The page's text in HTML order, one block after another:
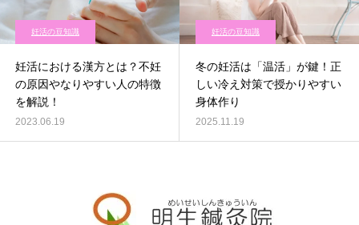
妊活の豆知識
妊活における漢方とは？不妊
の原因やなりやすい人の特徴
を解説！
2023.06.19
妊活の豆知識
冬の妊活は「温活」が鍵！正
しい冷え対策で授かりやすい
身体作り
2025.11.19